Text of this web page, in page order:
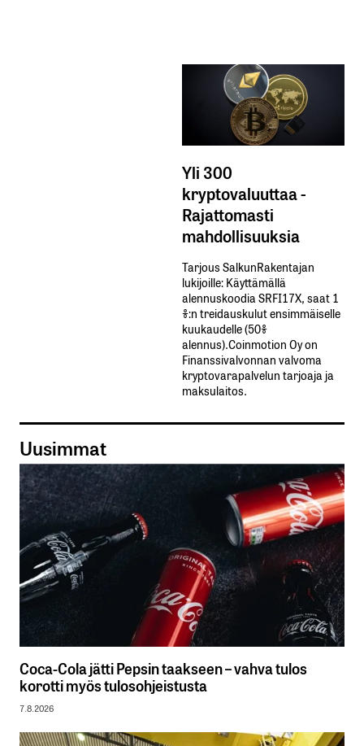
Yli 300
kryptovaluuttaa -
Rajattomasti
mahdollisuuksia
Tarjous SalkunRakentajan
lukijoille: Käyttämällä​ ​
alennuskoodia​ ​SRFI17X,​ ​saat​ ​1
%:n treidauskulut​ ​ensimmäiselle​ ​
kuukaudelle​ ​(50%​ ​
alennus).Coinmotion Oy on
Finanssivalvonnan valvoma
kryptovarapalvelun tarjoaja ja
maksulaitos.
Uusimmat
Coca-Cola jätti Pepsin taakseen – vahva tulos
korotti myös tulosohjeistusta
7.8.2026